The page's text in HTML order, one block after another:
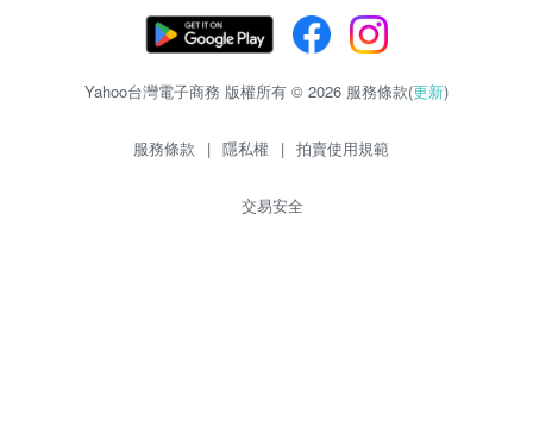
Yahoo台灣電子商務 版權所有 © 2026 服務條款(更新)
服務條款 | 隱私權 | 拍賣使用規範
交易安全